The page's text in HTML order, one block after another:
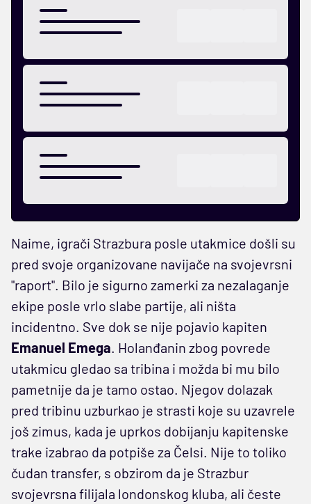
Naime, igrači Strazbura posle utakmice došli su
pred svoje organizovane navijače na svojevrsni
"raport". Bilo je sigurno zamerki za nezalaganje
ekipe posle vrlo slabe partije, ali ništa
incidentno. Sve dok se nije pojavio kapiten
Emanuel Emega. Holanđanin zbog povrede
utakmicu gledao sa tribina i možda bi mu bilo
pametnije da je tamo ostao. Njegov dolazak
pred tribinu uzburkao je strasti koje su uzavrele
još zimus, kada je uprkos dobijanju kapitenske
trake izabrao da potpiše za Čelsi. Nije to toliko
čudan transfer, s obzirom da je Strazbur
svojevrsna filijala londonskog kluba, ali česte